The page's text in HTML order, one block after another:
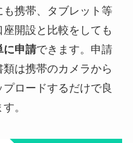
携帯、タブレット等
開設と比較をしても
に申請できます。申請
は携帯のカメラから
ロードするだけで良
。